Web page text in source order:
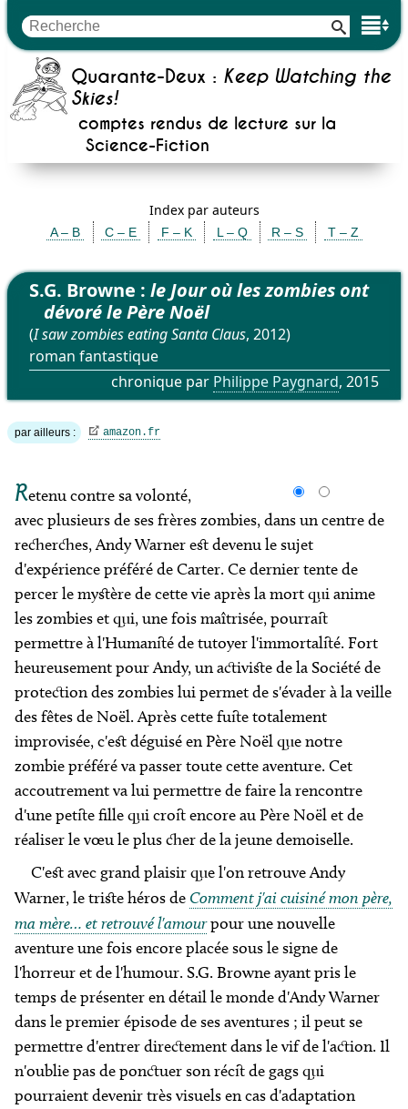
Quarante-Deux : Keep Watching the
Skies!
comptes rendus de lecture sur la
Science-Fiction
Index par auteurs
A – B C – E F – K L – Q R – S T – Z
S.G. Browne : le Jour où les zombies ont
dévoré le Père Noël
(I saw zombies eating Santa Claus, 2012)
roman fantastique
chronique par Philippe Paygnard, 2015
par ailleurs : amazon.fr
Retenu contre sa volonté,
avec plusieurs de ses frères zombies, dans un centre de
recherches, Andy Warner est devenu le sujet
d'expérience préféré de Carter. Ce dernier tente de
percer le mystère de cette vie après la mort qui anime
les zombies et qui, une fois maîtrisée, pourrait
permettre à l'Humanité de tutoyer l'immortalité. Fort
heureusement pour Andy, un activiste de la Société de
protection des zombies lui permet de s'évader à la veille
des fêtes de Noël. Après cette fuite totalement
improvisée, c'est déguisé en Père Noël que notre
zombie préféré va passer toute cette aventure. Cet
accoutrement va lui permettre de faire la rencontre
d'une petite fille qui croit encore au Père Noël et de
réaliser le vœu le plus cher de la jeune demoiselle.
C'est avec grand plaisir que l'on retrouve Andy
Warner, le triste héros de Comment j'ai cuisiné mon père,
ma mère… et retrouvé l'amourpour une nouvelle
aventure une fois encore placée sous le signe de
l'horreur et de l'humour. S.G. Browne ayant pris le
temps de présenter en détail le monde d'Andy Warner
dans le premier épisode de ses aventures ; il peut se
permettre d'entrer directement dans le vif de l'action. Il
n'oublie pas de ponctuer son récit de gags qui
pourraient devenir très visuels en cas d'adaptation